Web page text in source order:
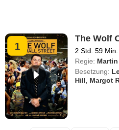
1
The Wolf
2 Std. 59 Min.
Regie:
Besetzung:
Hill
Margot